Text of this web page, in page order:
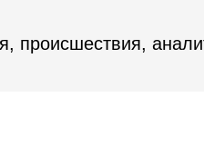
происшествия,